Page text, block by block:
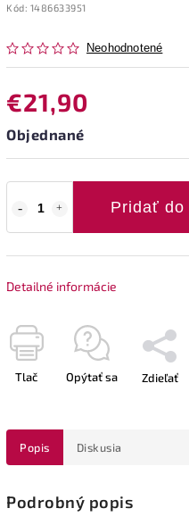
Kód: 1486633951
Neohodnotené
€21,90
Objednané
Pridať do
Detailné informácie
Tlač Opýtať sa Zdieľať
Popis Diskusia
Podrobný popis